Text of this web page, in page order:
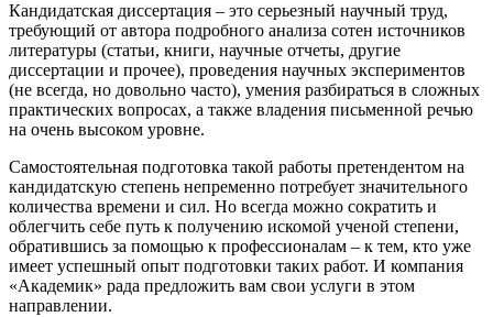
Кандидатская диссертация – это серьезный научный труд,
требующий от автора подробного анализа сотен источников
литературы (статьи, книги, научные отчеты, другие
диссертации и прочее), проведения научных экспериментов
(не всегда, но довольно часто), умения разбираться в сложных
практических вопросах, а также владения письменной речью
на очень высоком уровне.
Самостоятельная подготовка такой работы претендентом на
кандидатскую степень непременно потребует значительного
количества времени и сил. Но всегда можно сократить и
облегчить себе путь к получению искомой ученой степени,
обратившись за помощью к профессионалам – к тем, кто уже
имеет успешный опыт подготовки таких работ. И компания
«Академик» рада предложить вам свои услуги в этом
направлении.